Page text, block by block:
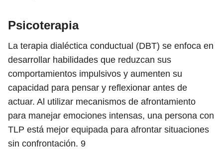
Psicoterapia
La terapia dialéctica conductual (DBT) se enfoca en
desarrollar habilidades que reduzcan sus
comportamientos impulsivos y aumenten su
capacidad para pensar y reflexionar antes de
actuar. Al utilizar mecanismos de afrontamiento
para manejar emociones intensas, una persona con
TLP está mejor equipada para afrontar situaciones
sin confrontación. 9